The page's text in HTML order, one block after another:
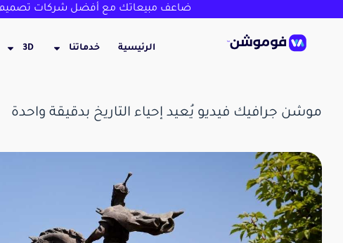
ضاعف مبيعاتك مع أفضل شركات تصميم
الرئيسية خدماتنا 3D
موشن جرافيك فيديو يُعيد إحياء التاريخ بدقيقة واحدة